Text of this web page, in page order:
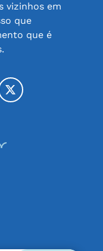
vizinhos em
que
que é
Twitter / X